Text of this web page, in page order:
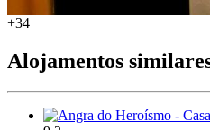
+34
Alojamentos